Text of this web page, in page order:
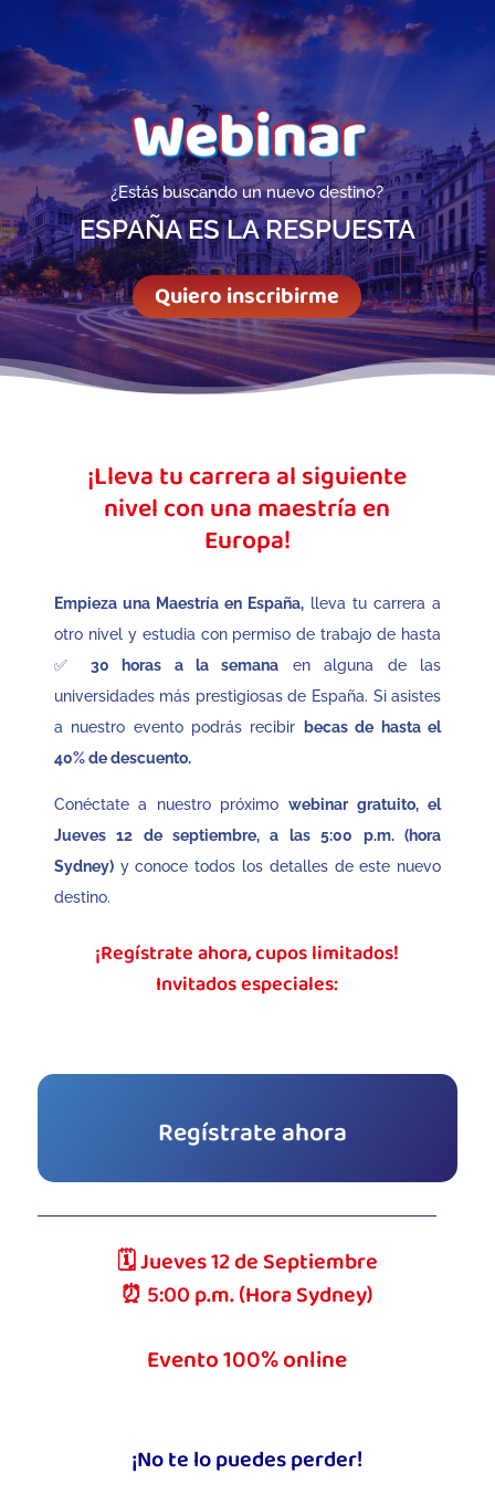
¿Estás buscando un nuevo destino?
ESPAÑA ES LA RESPUESTA
Quiero inscribirme
¡Lleva tu carrera al siguiente
nivel con una maestría en
Europa!
Empieza una Maestría en España, lleva tu carrera a
otro nivel y estudia con permiso de trabajo de hasta
✅ 30 horas a la semana en alguna de las
universidades más prestigiosas de España. Si asistes
a nuestro evento podrás recibir
becas de hasta el
40% de descuento.
Conéctate a nuestro próximowebinar gratuito, el
Jueves 12 de septiembre, a las 5:00 p.m. (hora
Sydney)y conoce todos los detalles de este nuevo
destino.
¡Regístrate ahora, cupos limitados!
Invitados especiales:
Regístrate ahora
🗓️ Jueves 12 de Septiembre
⏰ 5:00 p.m. (Hora Sydney)
Evento 100% online
¡No te lo puedes perder!